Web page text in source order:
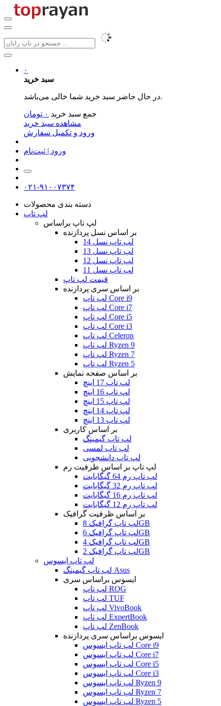
۰
سبد خرید
در حال حاضر سبد خرید شما خالی می‌باشد.
جمع سبد خرید ۰ تومان
مشاهده سبد خرید
ورود و تکمیل سفارش
ورود | ثبت‌نام
۰۲۱-۹۱۰۰۷۳۷۴
دسته بندی محصولات
لپ تاپ
لپ تاپ براساس
بر اساس نسل پردازنده
لپ تاپ نسل 14
لپ تاپ نسل 13
لپ تاپ نسل 12
لپ تاپ نسل 11
قیمت لپ تاپ
بر اساس سری پردازنده
لپ تاپ Core i9
لپ تاپ Core i7
لپ تاپ Core i5
لپ تاپ Core i3
لپ تاپ Celeron
لپ تاپ Ryzen 9
لپ تاپ Ryzen 7
لپ تاپ Ryzen 5
بر اساس صفحه نمایش
لپ تاپ 17 اینچ
لپ تاپ 16 اینچ
لپ تاپ 15 اینچ
لپ تاپ 14 اینچ
لپ تاپ 13 اینچ
بر اساس کاربری
لپ تاپ گیمینگ
لپ تاپ لمسی
لپ تاپ دانشجویی
لپ تاپ بر اساس ظرفیت رم
لپ تاپ رم 64 گیگابایت
لپ تاپ رم 32 گیگابایت
لپ تاپ رم 16 گیگابایت
لپ تاپ رم 12 گیگابایت
بر اساس ظرفیت گرافیک
لپ تاپ گرافیک 8GB
لپ تاپ گرافیک 6GB
لپ تاپ گرافیک 4GB
لپ تاپ گرافیک 2GB
لپ تاپ ایسوس
لپ تاپ گیمینگ Asus
ایسوس براساس سری
لپ تاپ ROG
لپ تاپ TUF
لپ تاپ VivoBook
لپ تاپ ExpertBook
لپ تاپ ZenBook
ایسوس براساس سری پردازنده
لپ تاپ ایسوس Core i9
لپ تاپ ایسوس Core i7
لپ تاپ ایسوس Core i5
لپ تاپ ایسوس Core i3
لپ تاپ ایسوس Ryzen 9
لپ تاپ ایسوس Ryzen 7
لپ تاپ ایسوس Ryzen 5